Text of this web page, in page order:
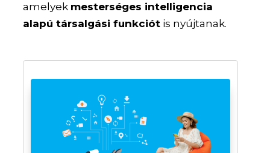
amelyek mesterséges intelligencia
alapú társalgási funkciót is nyújtanak.